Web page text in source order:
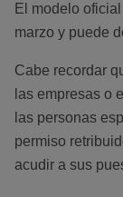
El modelo
marzo y puede
Cabe recordar
las empresas o
las personas
permiso
acudir a sus